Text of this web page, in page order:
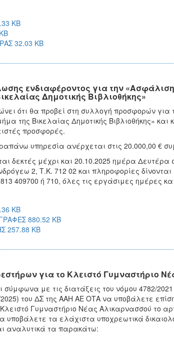
KB
32.03 KB
ενδιαφέροντος για την
Δημοτικής Βιβλιοθήκης»
ότι θα προβεί στη συλλογή προσφορών
της Βικελαίας Δημοτικής Βιβλιοθήκης»
προσφορές.
υπηρεσία ανέρχεται στις 20.000,00 €
δεκτές μέχρι και 20.10.2025 ημέρα Δευτέρα
2, Τ.Κ. 712 02 και πληροφορίες
409700 ή 710, όλες τις εργάσιμες ημέρες
KB
880.52 KB
257.88 KB
για το Κλειστό Γυμναστήριο
σύμφωνα με τις διατάξεις του νόμου 4782/
του ΔΣ της ΑΑΗ ΑΕ ΟΤΑ να υποβάλετε
Γυμναστήριο Νέας Αλικαρνασσού το
τα ελάχιστα υποχρεωτικά
αναλυτικά τα παρακάτω: